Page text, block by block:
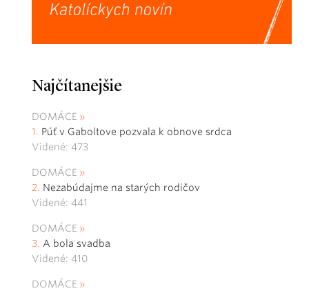
Najčítanejšie
DOMÁCE
Púť v Gaboltove pozvala k obnove srdca
Videné: 473
DOMÁCE
Nezabúdajme na starých rodičov
Videné: 441
DOMÁCE
A bola svadba
Videné: 410
DOMÁCE